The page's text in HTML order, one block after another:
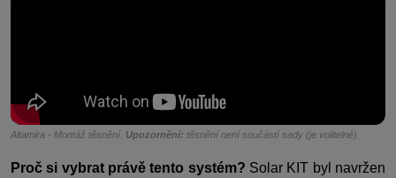
Altamira - Montáž těsnění. Upozornění: těsnění není součástí sady (je volitelné).
Proč si vybrat právě tento systém? Solar KIT byl navržen